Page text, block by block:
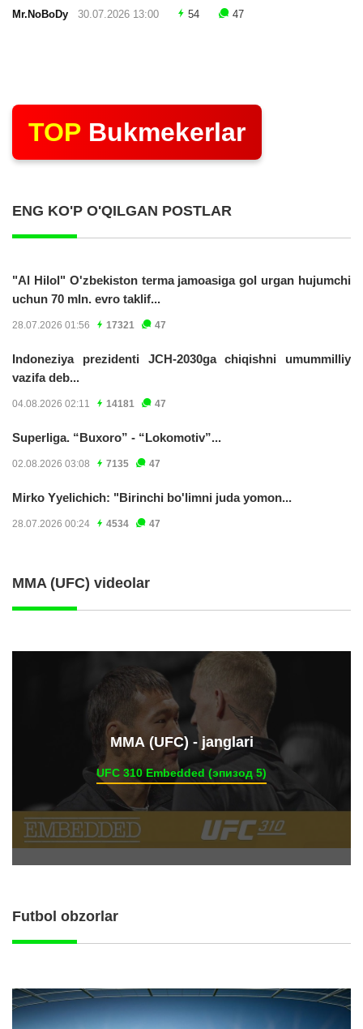
Mr.NoBoDy 30.07.2026 13:00 54 47
TOP Bukmekerlar
ENG KO'P O'QILGAN POSTLAR
"Al Hilol" O'zbekiston terma jamoasiga gol urgan hujumchi
uchun 70 mln. evro taklif...
28.07.2026 01:56 17321 47
Indoneziya prezidenti JCH-2030ga chiqishni umummilliy
vazifa deb...
04.08.2026 02:11 14181 47
Superliga. “Buxoro” - “Lokomotiv”...
02.08.2026 03:08 7135 47
Mirko Yyelichich: "Birinchi bo'limni juda yomon...
28.07.2026 00:24 4534 47
MMA (UFC) videolar
ММА (UFC) - janglari
UFC 310 Embedded (эпизод 5)
Futbol obzorlar